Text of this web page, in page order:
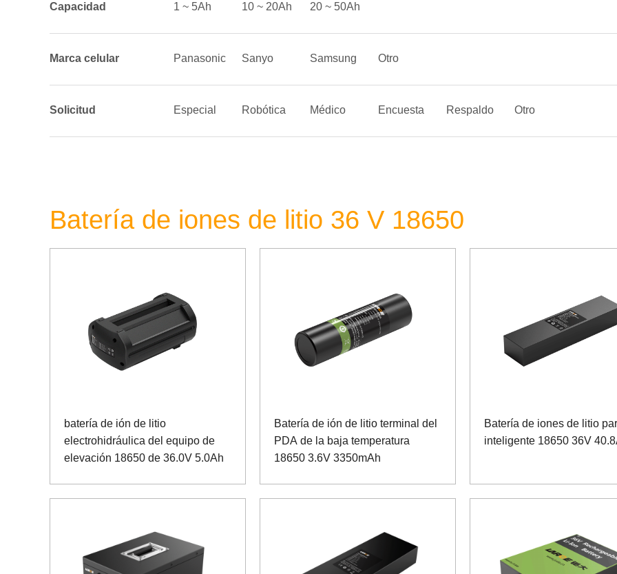
Capacidad 1 ~ 5Ah 10 ~ 20Ah 20 ~ 50Ah
Marca celular Panasonic Sanyo Samsung Otro
Solicitud Especial Robótica Médico Encuesta Respaldo Otro
Batería de iones de litio 36 V 18650
batería de ión de litio
electrohidráulica del equipo de
elevación 18650 de 36.0V 5.0Ah
Batería de ión de litio terminal del
PDA de la baja temperatura
18650 3.6V 3350mAh
Batería de iones de litio
inteligente 18650 36V